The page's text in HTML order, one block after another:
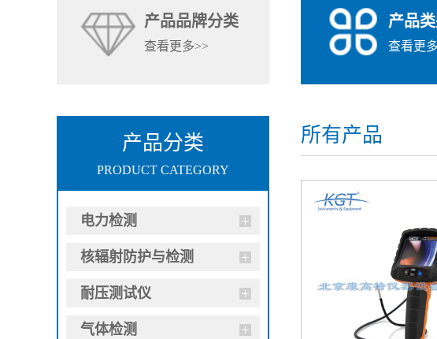
产品品牌分类
查看更多>>
产品
查看更
产品分类
PRODUCT CATEGORY
电力检测
核辐射防护与检测
耐压测试仪
气体检测
所有产品